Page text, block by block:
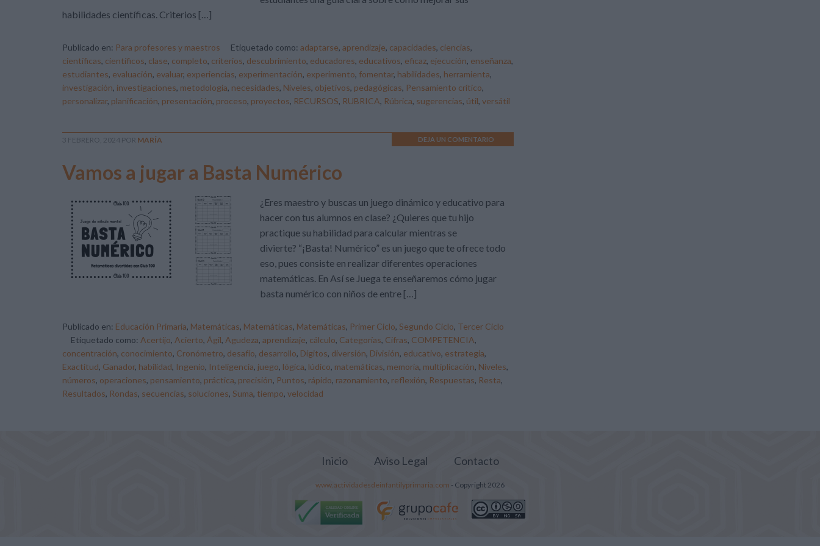
habilidades científicas. Criterios […]
Publicado en: Para profesores y maestros Etiquetado como: adaptarse, aprendizaje, capacidades, ciencias,
científicas, científicos, clase, completo, criterios, descubrimiento, educadores, educativos, eficaz, ejecución, enseñanza,
estudiantes, evaluación, evaluar, experiencias, experimentación, experimento, fomentar, habilidades, herramienta,
investigación, investigaciones, metodología, necesidades, Niveles, objetivos, pedagógicas, Pensamiento crítico,
personalizar, planificación, presentación, proceso, proyectos, RECURSOS, RUBRICA, Rúbrica, sugerencias, útil, versátil
3 FEBRERO, 2024 POR MARÍA DEJA UN COMENTARIO
Vamos a jugar a Basta Numérico
¿Eres maestro y buscas un juego dinámico y educativo para
hacer con tus alumnos en clase? ¿Quieres que tu hijo
practique su habilidad para calcular mientras se
divierte? “¡Basta! Numérico” es un juego que te ofrece todo
eso, pues consiste en realizar diferentes operaciones
matemáticas. En Así se Juega te enseñaremos cómo jugar
basta numérico con niños de entre […]
Publicado en: Educación Primaria, Matemáticas, Matemáticas, Matemáticas, Primer Ciclo, Segundo Ciclo, Tercer Ciclo
Etiquetado como: Acertijo, Acierto, Ágil, Agudeza, aprendizaje, cálculo, Categorías, Cifras, COMPETENCIA,
concentración, conocimiento, Cronómetro, desafío, desarrollo, Dígitos, diversión, División, educativo, estrategia,
Exactitud, Ganador, habilidad, Ingenio, Inteligencia, juego, lógica, lúdico, matemáticas, memoria, multiplicación, Niveles,
números, operaciones, pensamiento, práctica, precisión, Puntos, rápido, razonamiento, reflexión, Respuestas, Resta,
Resultados, Rondas, secuencias, soluciones, Suma, tiempo, velocidad
Inicio Aviso Legal Contacto
www.actividadesdeinfantilyprimaria.com - Copyright 2026